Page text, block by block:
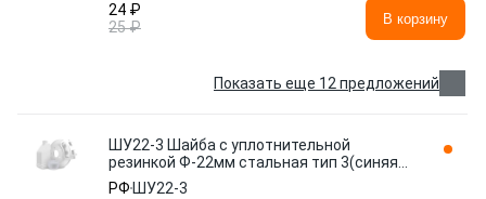
24 ₽
25 ₽
В корзину
Показать еще 12 предложений
ШУ22-3 Шайба с уплотнительной
резинкой Ф-22мм стальная тип 3(синяя/
NO BRAND
РФ ШУ22-3